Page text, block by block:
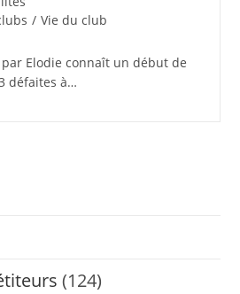
/ Vie du club
par Elodie connaît un début de
défaites à…
(124)